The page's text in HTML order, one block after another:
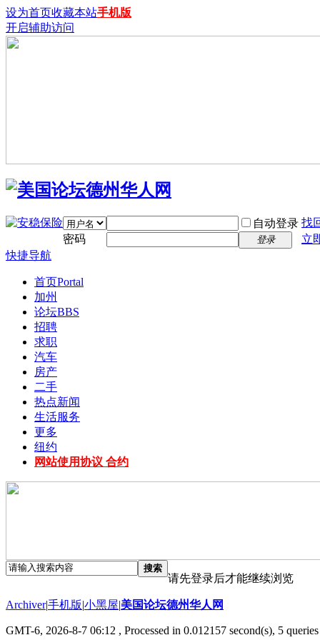
设为首页收藏本站手机版
开启辅助访问
自动登录 找
密码
登录
立
快捷导航
首页Portal
加州
论坛BBS
招聘
求职
汽车
房产
二手
热点新闻
生活服务
更多
纽约
网站使用协议 合约
搜索
请先登录后才能继续浏览
Archiver|手机版|小黑屋|美国论坛德州华人网
GMT-6, 2026-8-7 06:12 , Processed in 0.012157 second(s), 5